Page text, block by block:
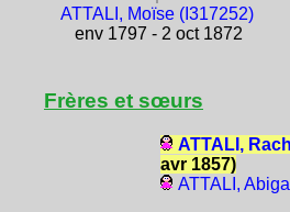
ATTALI, Moïse (I317252)
env 1797 - 2 oct 1872
Frères et sœurs
ATTALI,
avr 1857)
ATTALI,